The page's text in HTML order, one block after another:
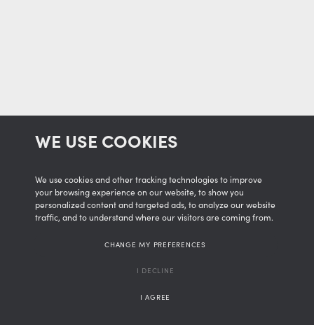
WE USE COOKIES
We use cookies and other tracking technologies to improve
your browsing experience on our website, to show you
personalized content and targeted ads, to analyze our website
traffic, and to understand where our visitors are coming from.
I AGREE
I DECLINE
CHANGE MY PREFERENCES